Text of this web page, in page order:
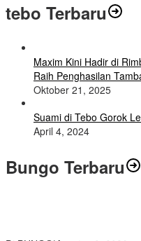
tebo Terbaru
Maxim Kini Hadir di
Raih Penghasilan
Oktober 21, 2025
Suami di Tebo Gorok
April 4, 2024
Bungo Terbaru